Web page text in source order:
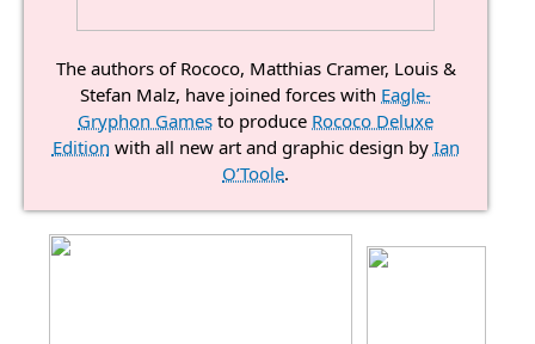
The authors of Rococo, Matthias Cramer, Louis &
Stefan Malz, have joined forces with Eagle-
Gryphon Games to produce Rococo Deluxe
Edition with all new art and graphic design by Ian
O’Toole.